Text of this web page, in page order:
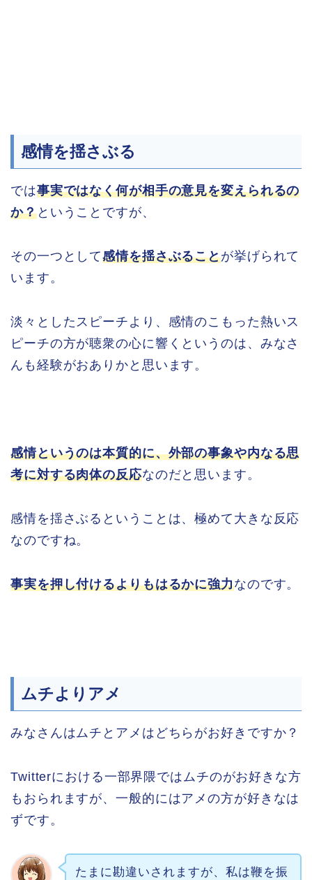
感情を揺さぶる
では事実ではなく何が相手の意見を変えられるの
か？ということですが、
その一つとして感情を揺さぶることが挙げられて
います。
淡々としたスピーチより、感情のこもった熱いス
ピーチの方が聴衆の心に響くというのは、みなさ
んも経験がおありかと思います。
感情というのは本質的に、外部の事象や内なる思
考に対する肉体の反応なのだと思います。
感情を揺さぶるということは、極めて大きな反応
なのですね。
事実を押し付けるよりもはるかに強力なのです。
ムチよりアメ
みなさんはムチとアメはどちらがお好きですか？
Twitterにおける一部界隈ではムチのがお好きな方
もおられますが、一般的にはアメの方が好きなは
ずです。
たまに勘違いされますが、私は鞭を振